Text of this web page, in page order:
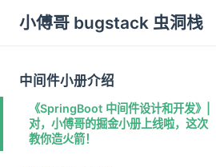
小傅哥 bugstack 虫洞栈
中间件小册介绍
《SpringBoot 中间件设计和开发》|
对，小傅哥的掘金小册上线啦，这次
教你造火箭！